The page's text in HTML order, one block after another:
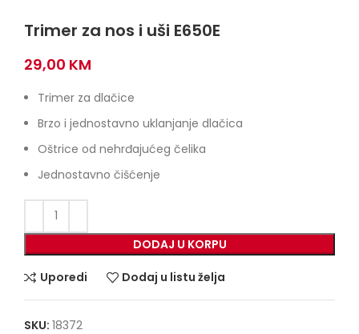
Trimer za nos i uši E650E
29,00 KM
Trimer za dlačice
Brzo i jednostavno uklanjanje dlačica
Oštrice od nehrđajućeg čelika
Jednostavno čišćenje
DODAJ U KORPU
Uporedi Dodaj u listu želja
SKU: 18372